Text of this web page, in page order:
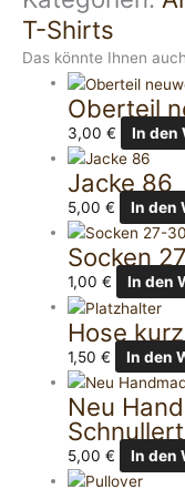
T-Shirts
Das könnte Ihnen
Oberteil
3,00€ In den
Jacke 86
5,00€ In den
Socken
1,00€ In den
Hose
1,50€ In den
Neu
5,00€ In den